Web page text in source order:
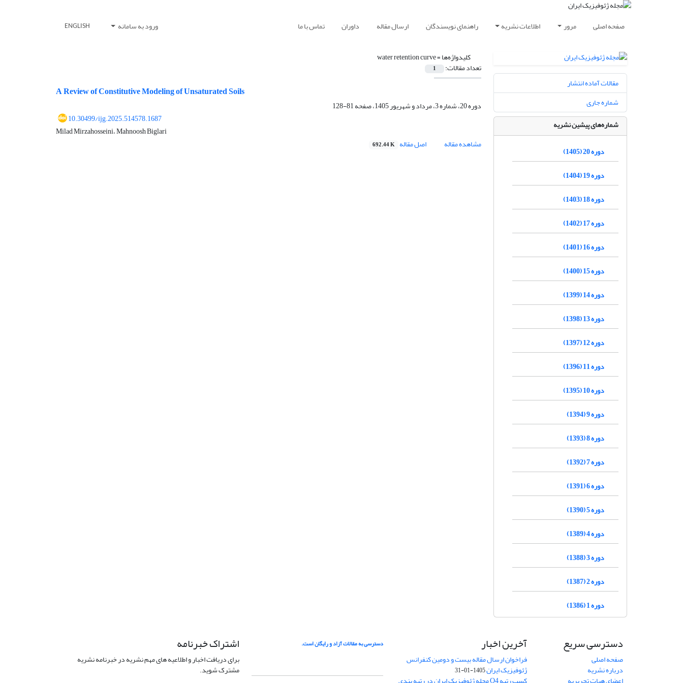
صفحه اصلی مرور اطلاعات نشریه راهنمای نویسندگان ارسال مقاله داوران تماس با ما ورود به سامانه ENGLISH
کلیدواژه‌ها =water retention curve
تعداد مقالات: 1
A Review of Constitutive Modeling of Unsaturated Soils
دوره 20، شماره 3، مرداد و شهریور 1405، صفحه
81-128
10.30499/ijg.2025.514578.1687
Milad Mirzahosseini، Mahnoosh Biglari
مشاهده مقاله
اصل مقاله 692.44 K
مقالات آماده انتشار
شماره جاری
شماره‌های پیشین نشریه
دوره 20 (1405)
دوره 19 (1404)
دوره 18 (1403)
دوره 17 (1402)
دوره 16 (1401)
دوره 15 (1400)
دوره 14 (1399)
دوره 13 (1398)
دوره 12 (1397)
دوره 11 (1396)
دوره 10 (1395)
دوره 9 (1394)
دوره 8 (1393)
دوره 7 (1392)
دوره 6 (1391)
دوره 5 (1390)
دوره 4 (1389)
دوره 3 (1388)
دوره 2 (1387)
دوره 1 (1386)
دسترسی سریع
صفحه اصلی
درباره نشریه
آخرین اخبار
فراخوان ارسال مقاله بیست و دومین کنفرانس
ژئوفیزیک ایران1405-01-31
دسترسی به مقالات آزاد و رایگان است. اشتراک خبرنامه
برای دریافت اخبار و اطلاعیه های مهم نشریه در خبرنامه نشریه
مشترک شوید.